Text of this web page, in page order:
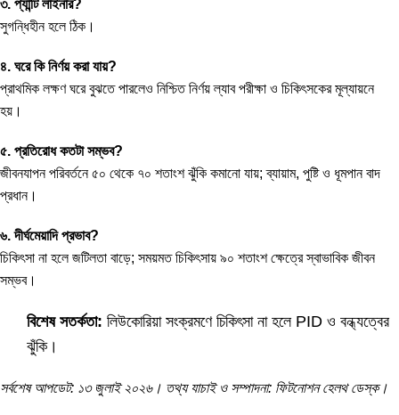
৩. প্যান্টি লাইনার?
সুগন্ধিহীন হলে ঠিক।
৪. ঘরে কি নির্ণয় করা যায়?
প্রাথমিক লক্ষণ ঘরে বুঝতে পারলেও নিশ্চিত নির্ণয় ল্যাব পরীক্ষা ও চিকিৎসকের মূল্যায়নে
হয়।
৫. প্রতিরোধ কতটা সম্ভব?
জীবনযাপন পরিবর্তনে ৫০ থেকে ৭০ শতাংশ ঝুঁকি কমানো যায়; ব্যায়াম, পুষ্টি ও ধূমপান বাদ
প্রধান।
৬. দীর্ঘমেয়াদি প্রভাব?
চিকিৎসা না হলে জটিলতা বাড়ে; সময়মত চিকিৎসায় ৯০ শতাংশ ক্ষেত্রে স্বাভাবিক জীবন
সম্ভব।
বিশেষ সতর্কতা: লিউকোরিয়া সংক্রমণে চিকিৎসা না হলে PID ও বন্ধ্যত্বের
ঝুঁকি।
সর্বশেষ আপডেট: ১৩ জুলাই ২০২৬। তথ্য যাচাই ও সম্পাদনা: ফিটনোশন হেলথ ডেস্ক।